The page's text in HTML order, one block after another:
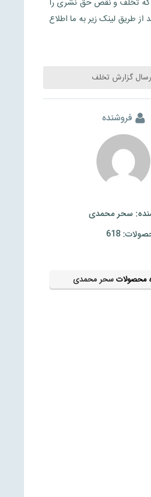
از طریق لینک زیر به ما اطلاع
گزارش تخلف
فروشنده
سحر محمدی
618
محصولاتسحر محمدی